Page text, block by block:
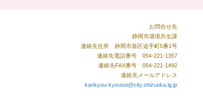
お問合せ先
静岡市環境共生課
連絡先住所 静岡市葵区追手町5番1号
連絡先電話番号 054-221-1357
連絡先FAX番号 054-221-1492
連絡先メールアドレス
kankyou-kyousei@city.shizuoka.lg.jp